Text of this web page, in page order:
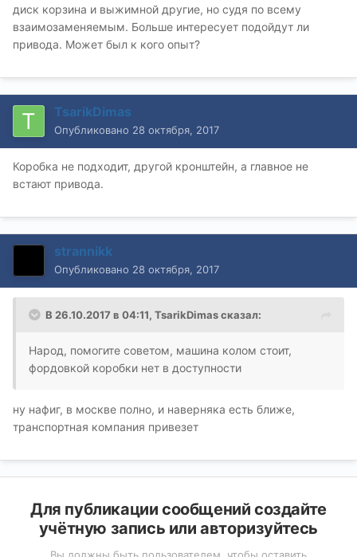
диск корзина и выжимной другие, но судя по всему
взаимозаменяемым. Больше интересует подойдут ли
привода. Может был к кого опыт?
TsarikDimas
Опубликовано 28 октября, 2017
Коробка не подходит, другой кронштейн, а главное не
встают привода.
strannikk
Опубликовано 28 октября, 2017
В 26.10.2017 в 04:11, TsarikDimas сказал:
Народ, помогите советом, машина колом стоит,
фордовкой коробки нет в доступности
ну нафиг, в москве полно, и наверняка есть ближе,
транспортная компания привезет
Для публикации сообщений создайте
учётную запись или авторизуйтесь